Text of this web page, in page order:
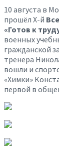
10 августа в
прошёл X-й
«Готов к
военных
гражданской
тренера
вошли и
«Химки»
первой в